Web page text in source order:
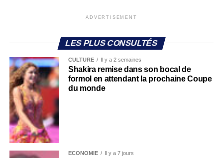
ADVERTISEMENT
LES PLUS CONSULTÉS
CULTURE Il y a 2 semaines
Shakira remise dans son bocal de
formol en attendant la prochaine Coupe
du monde
ECONOMIE Il y a 7 jours